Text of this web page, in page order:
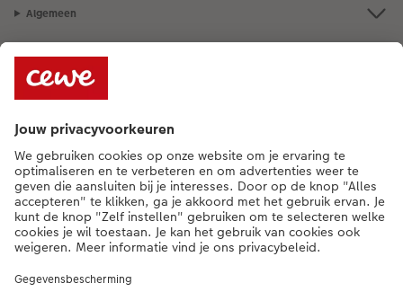
Algemeen
Assortiment
Als je een vraag hebt over een product of bestelling, bel ons dan gerust:
015 29 56 13[ma - vr 9:00 tot 20:00 u | za 9:00 tot 17:00 u | zo 12:00 tot
16:00 u]